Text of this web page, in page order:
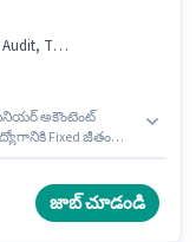
Balance Sheet
సీనియర్ అకౌంటెంట్
Fixed జీతం
ఉండాలి.
ఉండాలి. ఈ ఉద్యోగం 6
జాబ్ చూడండి